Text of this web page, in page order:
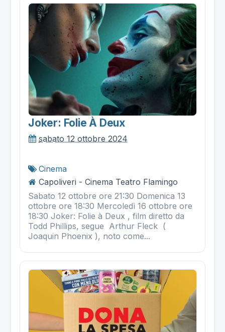
Joker: Folie À Deux
sabato 12 ottobre 2024
Cinema
Capoliveri - Cinema Teatro Flamingo
Sabato 12 ottobre ore 21:30 Domenica 13
ottobre ore 18:30 Mercoledì 16 ottobre ore
18:30 Joker: Folie à Deux , film diretto da
Todd Phillips, segue Arthur Fleck (
Joaquin Phoenix ), noto come...